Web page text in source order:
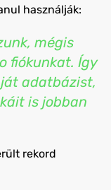
használják:
mégis
fiókunkat. Így
adatbázist,
is jobban
rekord